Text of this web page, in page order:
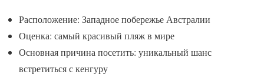
Расположение: Западное побережье Австралии
Оценка: самый красивый пляж в мире
Основная причина посетить: уникальный шанс
встретиться с кенгуру